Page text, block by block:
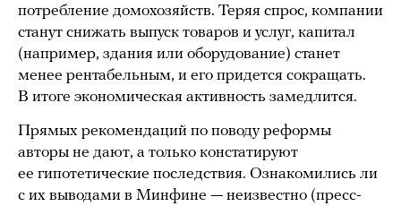
потребление домохозяйств. Теряя спрос, компании
станут снижать выпуск товаров и услуг, капитал
(например, здания или оборудование) станет
менее рентабельным, и его придется сокращать.
В итоге экономическая активность замедлится.
Прямых рекомендаций по поводу реформы
авторы не дают, а только констатируют
ее гипотетические последствия. Ознакомились ли
с их выводами в Минфине — неизвестно (пресс-